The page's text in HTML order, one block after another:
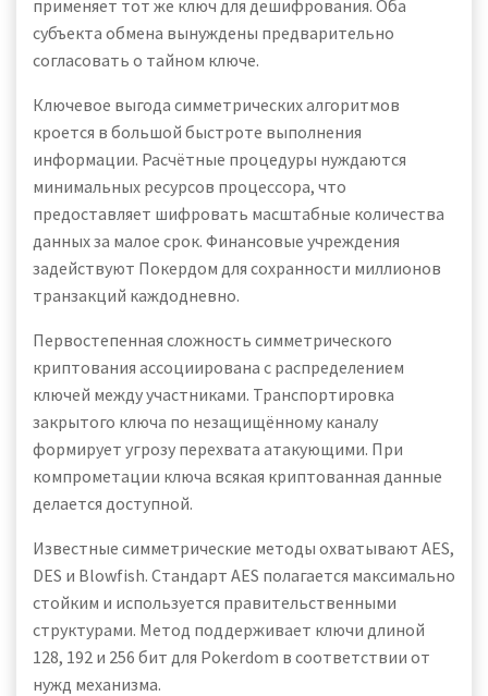
применяет тот же ключ для дешифрования. Оба
субъекта обмена вынуждены предварительно
согласовать о тайном ключе.
Ключевое выгода симметрических алгоритмов
кроется в большой быстроте выполнения
информации. Расчётные процедуры нуждаются
минимальных ресурсов процессора, что
предоставляет шифровать масштабные количества
данных за малое срок. Финансовые учреждения
задействуют Покердом для сохранности миллионов
транзакций каждодневно.
Первостепенная сложность симметрического
криптования ассоциирована с распределением
ключей между участниками. Транспортировка
закрытого ключа по незащищённому каналу
формирует угрозу перехвата атакующими. При
компрометации ключа всякая криптованная данные
делается доступной.
Известные симметрические методы охватывают AES,
DES и Blowfish. Стандарт AES полагается максимально
стойким и используется правительственными
структурами. Метод поддерживает ключи длиной
128, 192 и 256 бит для Pokerdom в соответствии от
нужд механизма.